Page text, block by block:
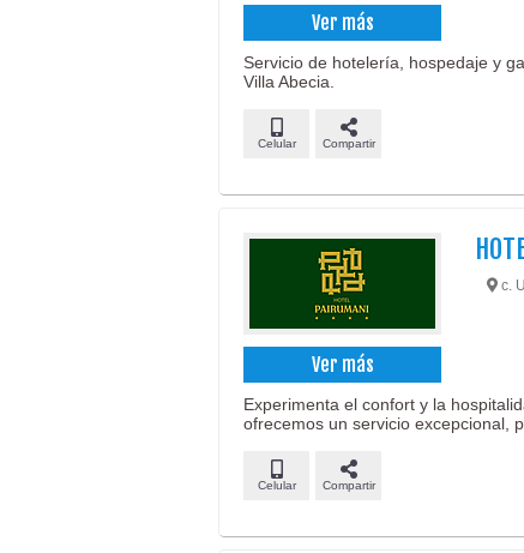
Ver más
Servicio de hotelería, hospedaje y
Villa Abecia.
Celular Compartir
Ver más
c.
Experimenta el confort y la
ofrecemos un servicio excepcional,
Celular Compartir